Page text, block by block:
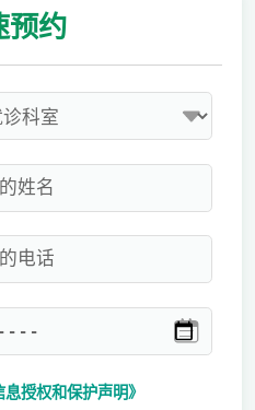
预约
授权和保护声明》